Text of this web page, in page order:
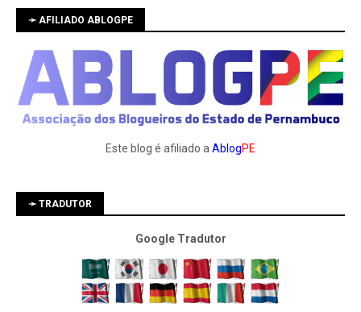
➛ AFILIADO ABLOGPE
Este blog é afiliado aAblogPE
➛ TRADUTOR
Google Tradutor